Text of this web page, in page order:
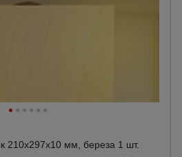
мм, береза 1 шт.
подъемники
товаров